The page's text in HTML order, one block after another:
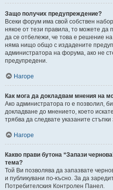
Защо получих предупреждение?
Всеки форум има свой собствен
някое от тези правила, то можете
да се отбележи, че това е решение
няма нищо общо с издадените
администратора на форума, ако не
предупредени.
Нагоре
Как мога да докладвам мнения на
Ако администратора го е позволил,
докладване до мнението, което
трябва да следвате указаните
Нагоре
Какво прави бутона “Запази
тема?
Той Ви позволява да запазвате
и публикувани по-късно. За да
Потребителския Контролен Панел.